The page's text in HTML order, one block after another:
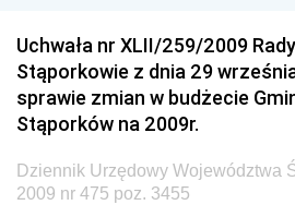
Dziennik Urzędowy Generalnej
Krajowych i Autostrad
Dziennik Urzędowy Ministra
Dziennik Urzędowy Ministra
Uchwała nr XLII/259/2009
Stąporkowie z dnia 29
sprawie zmian w budżecie
Stąporków na 2009r.
Dziennik Urzędowy Województwa
2009 nr 475 poz. 3455